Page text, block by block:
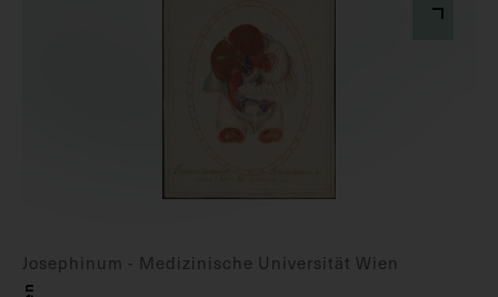
Josephinum - Medizinische Universität Wien